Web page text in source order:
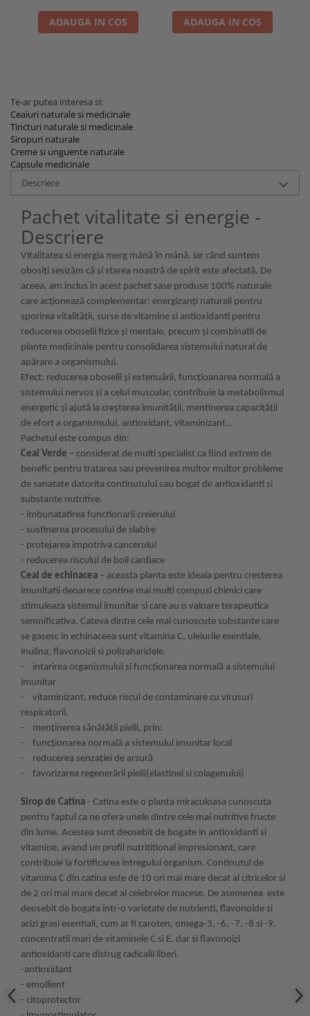
ADAUGA IN COS ADAUGA IN COS
Te-ar putea interesa si:
Ceaiuri naturale si medicinale
Tincturi naturale si medicinale
Siropuri naturale
Creme si unguente naturale
Capsule medicinale
Descriere
Pachet vitalitate si energie -
Descriere
Vitalitatea si energia merg mână în mână, iar când suntem
obosiți sesizăm că și starea noastră de spirit este afectată. De
aceea, am inclus în acest pachet sase produse 100% naturale
care acționează complementar: energizanți naturali pentru
sporirea vitalității, surse de vitamine si antioxidanti pentru
reducerea oboselii fizice și mentale, precum și combinatii de
plante medicinale pentru consolidarea sistemului natural de
apărare a organismului.
Efect: reducerea oboselii și extenuării, funcțioanarea normală a
sistemului nervos și a celui muscular, contribuie la metabolismul
energetic și ajută la creșterea imunității, mentinerea capacității
de efort a organismului, antioxidant, vitaminizant…
Pachetul este compus din:
Ceai Verde – considerat de multi specialist ca fiind extrem de
benefic pentru tratarea sau prevenirea multor multor probleme
de sanatate datorita continutului sau bogat de antioxidanti si
substante nutritive.
- imbunatatirea functionarii creierului
- sustinerea procesului de slabire
- protejarea impotriva cancerului
- reducerea riscului de boli cardiace
Ceai de echinacea – aceasta planta este ideala pentru cresterea
imunitatii deoarece contine mai multi compusi chimici care
stimuleaza sistemul imunitar si care au o valoare terapeutica
semnificativa. Cateva dintre cele mai cunoscute substante care
se gasesc in echinaceea sunt vitamina C, uleiurile esentiale,
inulina, flavonoizii si polizaharidele.
- intarirea organismului si funcţionarea normală a sistemului
imunitar
- vitaminizant, reduce riscul de contaminare cu virusuri
respiratorii.
- menţinerea sănătăţii pielii, prin:
- funcţionarea normală a sistemului imunitar local
- reducerea senzaţiei de arsură
- favorizarea regenerării pielii(elastinei si colagenului)
Sirop de Catina - Catina este o planta miraculoasa cunoscuta
pentru faptul ca ne ofera unele dintre cele mai nutritive fructe
din lume. Acestea sunt deosebit de bogate in antioxidanti si
vitamine, avand un profil nutrititional impresionant, care
contribuie la fortificarea intregului organism. Continutul de
vitamina C din catina este de 10 ori mai mare decat al citricelor si
de 2 ori mai mare decat al celebrelor macese. De asemenea este
deosebit de bogata intr-o varietate de nutrienti, flavonoide si
acizi grasi esentiali, cum ar fi caroten, omega-3, -6, -7, -8 si -9,
concentratii mari de vitaminele C si E, dar si flavonoizi
antioxidanti care distrug radicalii liberi.
-antioxidant
- emollient
- citoprotector